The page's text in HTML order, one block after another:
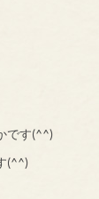
です(^^)
(^^)